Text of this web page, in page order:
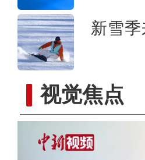
新雪
视觉焦点